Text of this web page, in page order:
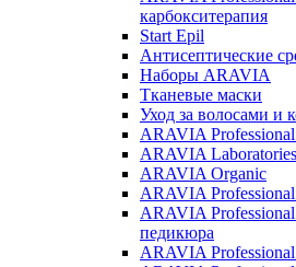
карбокситерапия
Start Epil
Антисептические
Наборы ARAVIA
Тканевые маски
Уход за волосами и
ARAVIA
ARAVIA Laboratories
ARAVIA Organic
ARAVIA
ARAVIA
педикюра
ARAVIA